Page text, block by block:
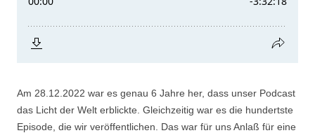
Am 28.12.2022 war es genau 6 Jahre her, dass unser Podcast
das Licht der Welt erblickte. Gleichzeitig war es die hundertste
Episode, die wir veröffentlichen. Das war für uns Anlaß für eine